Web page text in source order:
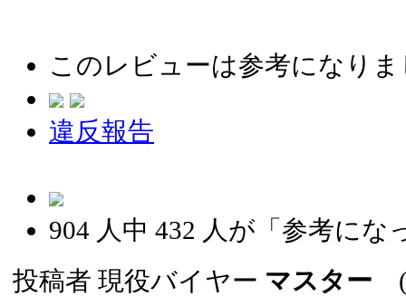
このレビューは参考になり
違反報告
904 人中 432 人が「参考にな
投稿者 現役バイヤー マスター